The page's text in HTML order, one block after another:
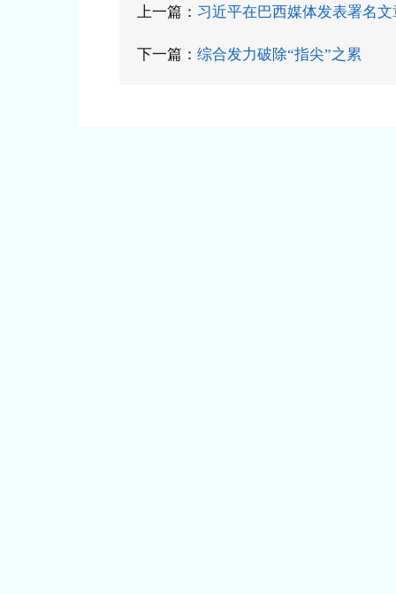
上一篇： 习近平在巴西媒体发表署名文
下一篇： 综合发力破除“指尖”之累